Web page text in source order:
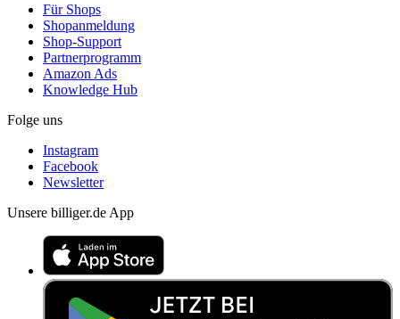
Für Shops
Shopanmeldung
Shop-Support
Partnerprogramm
Amazon Ads
Knowledge Hub
Folge uns
Instagram
Facebook
Newsletter
Unsere billiger.de App